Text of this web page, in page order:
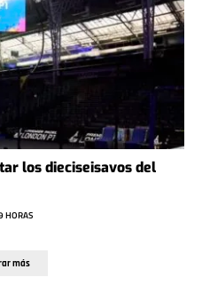
los dieciseisavos del
HORAS
más